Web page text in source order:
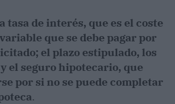
tasa de interés, que es el coste
que se debe pagar por
el plazo estipulado, los
el seguro hipotecario, que
por si no se puede completar
.